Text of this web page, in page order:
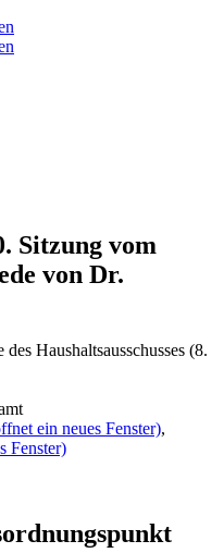
Sitzung vom
von Dr.
Haushaltsausschusses (8.
ein neues Fenster),
Fenster)